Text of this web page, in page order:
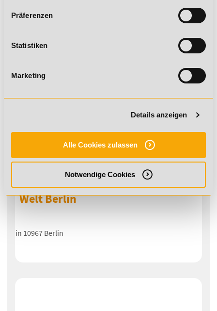
Präferenzen
Statistiken
Marketing
Details anzeigen
Alle Cookies zulassen
Notwendige Cookies
Holmes Place Health Clubs - Neue
Welt Berlin
in 10967 Berlin